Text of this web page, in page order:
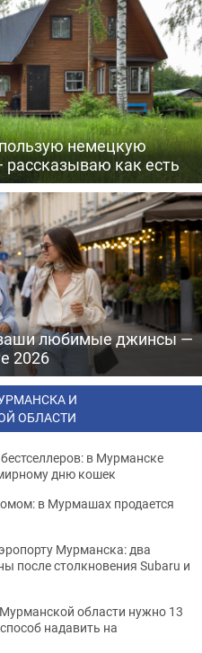
немецкую
как есть
любимые джинсы —
2026
И
ОБЛАСТИ
в Мурманске
дню кошек
в Мурмашах продается
Мурманска: два
после столкновения Subaru и
области нужно 13
надавить на